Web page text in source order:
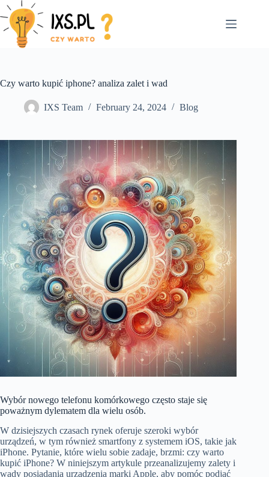
Skip
to
content
Czy warto kupić iphone? analiza zalet i wad
IXS Team February 24, 2024 Blog
Wybór nowego telefonu komórkowego często staje się
poważnym dylematem dla wielu osób.
W dzisiejszych czasach rynek oferuje szeroki wybór
urządzeń, w tym również smartfony z systemem iOS, takie jak
iPhone. Pytanie, które wielu sobie zadaje, brzmi: czy warto
kupić iPhone? W niniejszym artykule przeanalizujemy zalety i
wady posiadania urządzenia marki Apple, aby pomóc podjąć